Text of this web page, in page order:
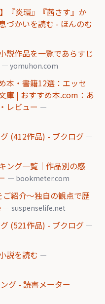
『炎環』『茜さす』か
づかいを読む - ほんのむ
説作品を一覧であらすじ
— yomuhon.com
本・書籍12選：エッセ
庫 | おすすめ本.com：あ
レビュー —
(412作品) - ブクログ —
ング一覧｜作品別の感
— bookmeter.com
紹介～独自の観点で歴
— suspenselife.net
(521作品) - ブクログ —
説を読む —
グ - 読書メーター —